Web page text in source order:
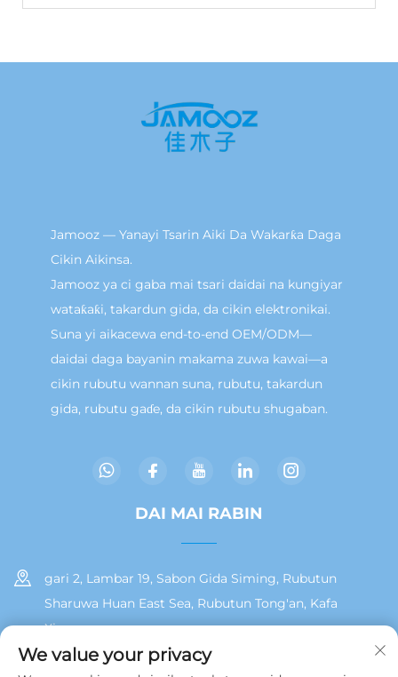
Jamooz — Yanayi Tsarin Aiki Da Wakarƙa Daga
Cikin Aikinsa.
Jamooz ya ci gaba mai tsari daidai na kungiyar
wataƙaƙi, takardun gida, da cikin elektronikai.
Suna yi aikacewa end-to-end OEM/ODM—
daidai daga bayanin makama zuwa kawai—a
cikin rubutu wannan suna, rubutu, takardun
gida, rubutu gaɗe, da cikin rubutu shugaban.
DAI MAI RABIN
gari 2, Lambar 19, Sabon Gida Siming, Rubutun
Sharuwa Huan East Sea, Rubutun Tong'an, Kafa
Xiamen
+86 13215929911
We value your privacy